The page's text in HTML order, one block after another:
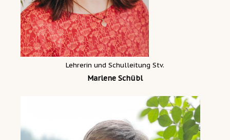
Lehrerin und Schulleitung Stv.
Marlene Schübl